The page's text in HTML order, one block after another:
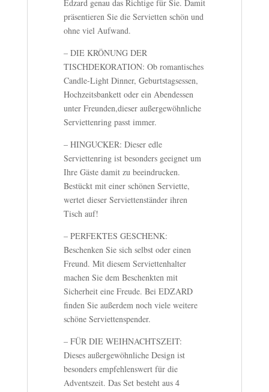
Edzard genau das Richtige für Sie. Damit
präsentieren Sie die Servietten schön und
ohne viel Aufwand.
– DIE KRÖNUNG DER
TISCHDEKORATION: Ob romantisches
Candle-Light Dinner, Geburtstagsessen,
Hochzeitsbankett oder ein Abendessen
unter Freunden,dieser außergewöhnliche
Serviettenring passt immer.
– HINGUCKER: Dieser edle
Serviettenring ist besonders geeignet um
Ihre Gäste damit zu beeindrucken.
Bestückt mit einer schönen Serviette,
wertet dieser Serviettenständer ihren
Tisch auf!
– PERFEKTES GESCHENK:
Beschenken Sie sich selbst oder einen
Freund. Mit diesem Serviettenhalter
machen Sie dem Beschenkten mit
Sicherheit eine Freude. Bei EDZARD
finden Sie außerdem noch viele weitere
schöne Serviettenspender.
– FÜR DIE WEIHNACHTSZEIT:
Dieses außergewöhnliche Design ist
besonders empfehlenswert für die
Adventszeit. Das Set besteht aus 4